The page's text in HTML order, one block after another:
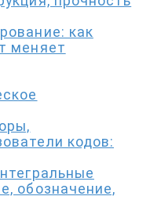
как
меняет
кодов:
обозначение,